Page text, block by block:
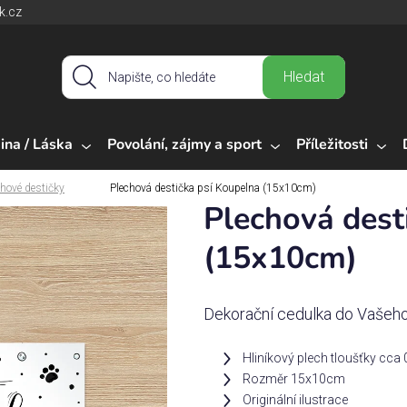
Hledat
/ Láska Povolání, zájmy a sport Příležitosti
destičky Plechová destička psí Koupelna (15x10cm)
Plechová
(15x10cm)
Dekorační cedulka do
Hliníkový plech tloušťky cca
Rozměr 15x10cm
Originální ilustrace